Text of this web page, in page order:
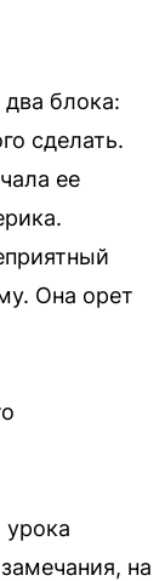
блока:
сделать.
ее
Она орет
урока
на